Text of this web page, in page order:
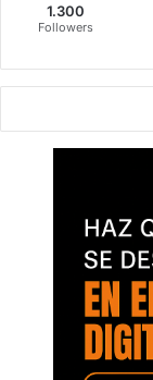
1.300
Followers